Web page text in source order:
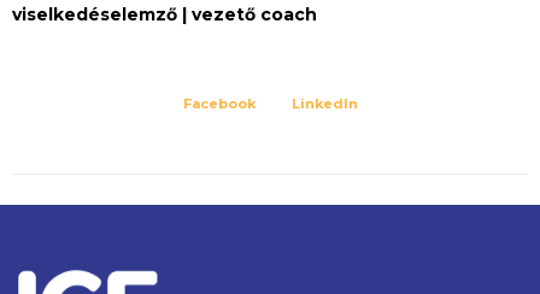
viselkedéselemző | vezető coach
Facebook LinkedIn